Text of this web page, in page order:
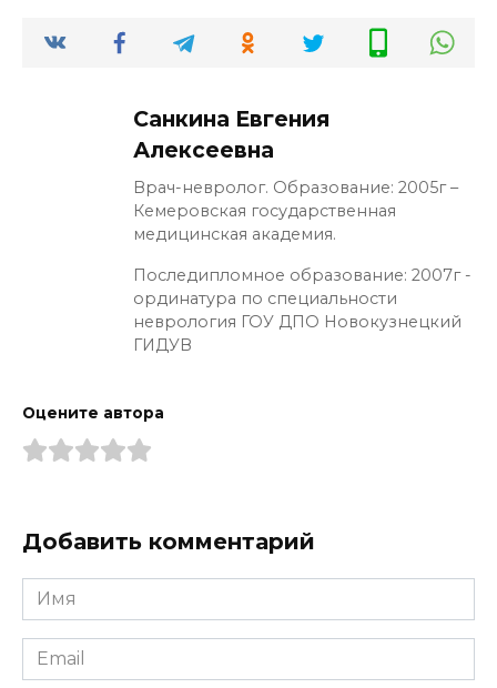
Санкина Евгения
Алексеевна
Врач-невролог. Образование: 2005г –
Кемеровская государственная
медицинская академия.
Последипломное образование: 2007г -
ординатура по специальности
неврология ГОУ ДПО Новокузнецкий
ГИДУВ
Оцените автора
Добавить комментарий
Имя
*
Email
*